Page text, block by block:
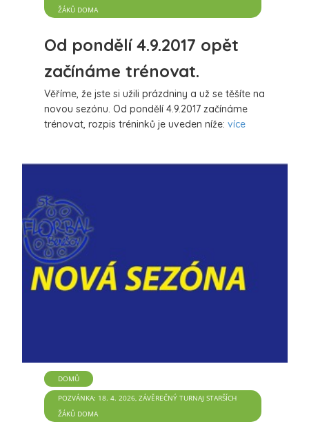
Od pondělí 4.9.2017 opět
začínáme trénovat.
Věříme, že jste si užili prázdniny a už se těšíte na
novou sezónu. Od pondělí 4.9.2017 začínáme
trénovat, rozpis tréninků je uveden níže: více
ŽÁKŮ DOMA
DOMŮ
POZVÁNKA: 18. 4. 2026, ZÁVĚREČNÝ TURNAJ STARŠÍCH
ŽÁKŮ DOMA